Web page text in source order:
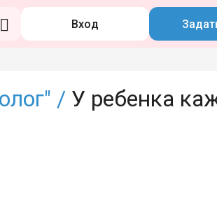
Вход
/ У ребенка